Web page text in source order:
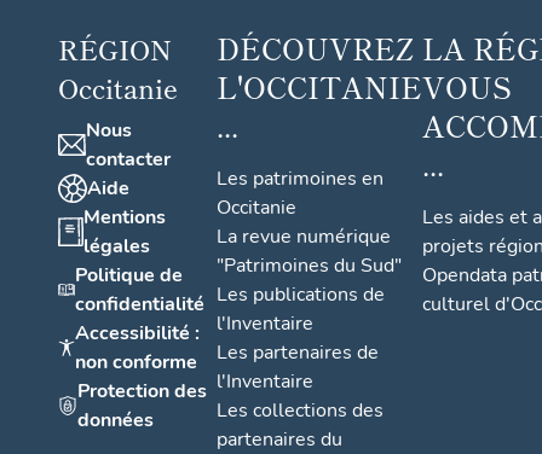
RÉGION
Occitanie
Nous
contacter
Aide
Mentions
légales
Politique de
confidentialité
Accessibilité :
non conforme
Protection des
données
DÉCOUVREZ
L'OCCITANIE
...
Les patrimoines en
Occitanie
La revue numérique
"Patrimoines du Sud"
Les publications de
l'Inventaire
Les partenaires de
l'Inventaire
Les collections des
partenaires du
LA
VOUS
...
Les aides et
projets
Opendata
culturel